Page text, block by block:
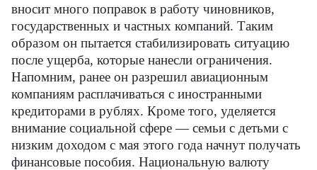
вносит много поправок в работу чиновников,
государственных и частных компаний. Таким
образом он пытается стабилизировать ситуацию
после ущерба, которые нанесли ограничения.
Напомним, ранее он разрешил авиационным
компаниям расплачиваться с иностранными
кредиторами в рублях. Кроме того, уделяется
внимание социальной сфере — семьи с детьми с
низким доходом с мая этого года начнут получать
финансовые пособия. Национальную валюту